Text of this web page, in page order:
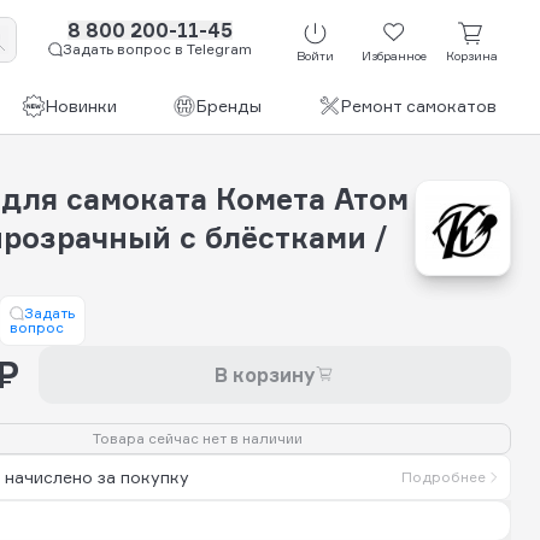
8 800 200-11-45
Задать вопрос в Telegram Войти Избранное Корзина
Новинки Бренды Ремонт самокатов
самоката Комета Атом
с блёстками /
Задать
вопрос
В корзину
Товара сейчас нет в наличии
за покупку Подробнее